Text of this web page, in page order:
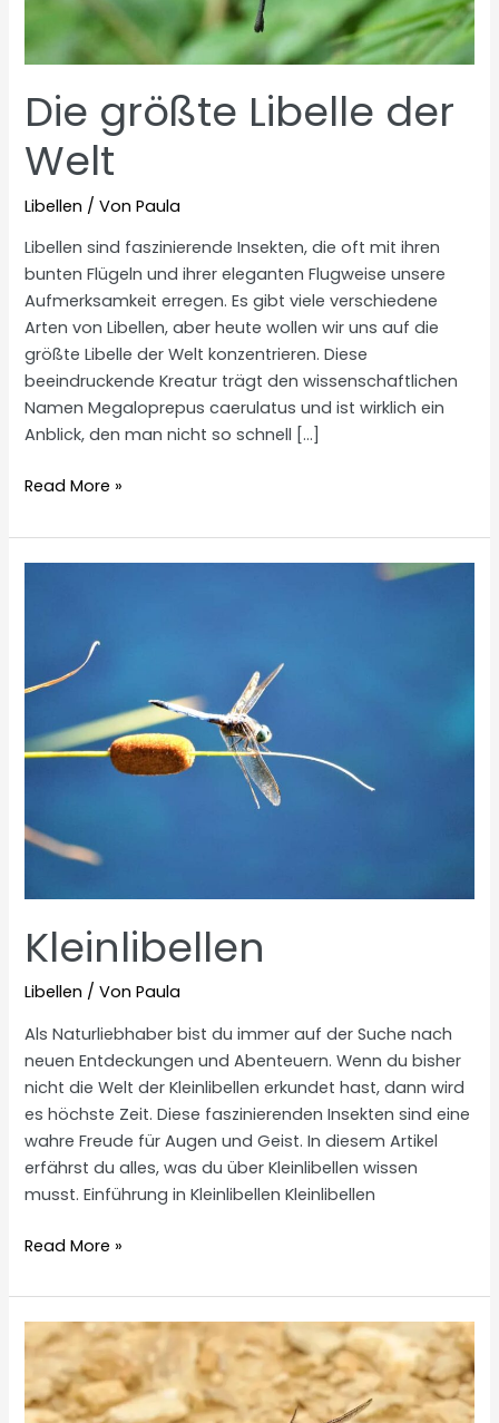
Die größte Libelle der
Welt
Libellen / VonPaula
Libellen sind faszinierende Insekten, die oft mit ihren
bunten Flügeln und ihrer eleganten Flugweise unsere
Aufmerksamkeit erregen. Es gibt viele verschiedene
Arten von Libellen, aber heute wollen wir uns auf die
größte Libelle der Welt konzentrieren. Diese
beeindruckende Kreatur trägt den wissenschaftlichen
Namen Megaloprepus caerulatus und ist wirklich ein
Anblick, den man nicht so schnell […]
Die
Libelle
der
Read More »
Kleinlibellen
Libellen / VonPaula
Als Naturliebhaber bist du immer auf der Suche nach
neuen Entdeckungen und Abenteuern. Wenn du bisher
nicht die Welt der Kleinlibellen erkundet hast, dann wird
es höchste Zeit. Diese faszinierenden Insekten sind eine
wahre Freude für Augen und Geist. In diesem Artikel
erfährst du alles, was du über Kleinlibellen wissen
musst. Einführung in Kleinlibellen Kleinlibellen
Kleinlibellen
Read More »